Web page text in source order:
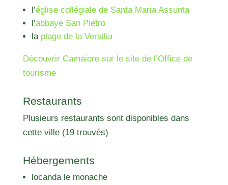
l’église collégiale de Santa Maria Assunta
l’abbaye San Pietro
la plage de la Versilia
Découvrir Camaiore sur le site de l’Office de
tourisme
Restaurants
Plusieurs restaurants sont disponibles dans
cette ville (19 trouvés)
Hébergements
locanda le monache